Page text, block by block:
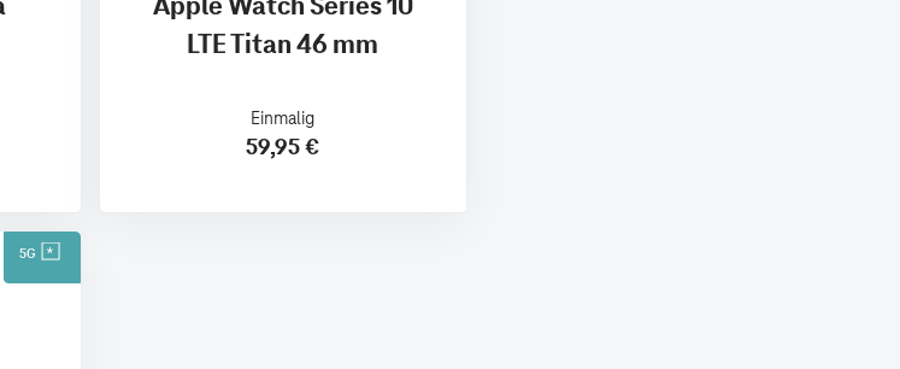
LTE Titan 46 mm
Einmalig
59,95 €
5G